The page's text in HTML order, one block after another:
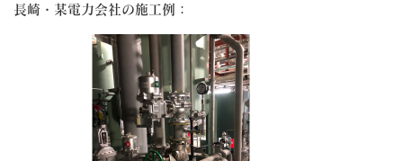
長崎・某電力会社の施工例：